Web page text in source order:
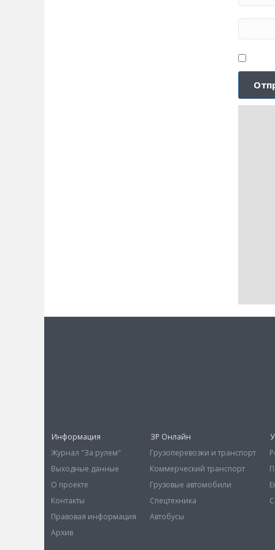
Информация
Журнал "За рулем"
Выходные данные
О проекте
Контакты
Правовая информация
Архив
ЗР Онлайн
Грузоперевозки и транспорт
Коммерческий транспорт
Грузовые автомобили
Спецтехника
Автобусы